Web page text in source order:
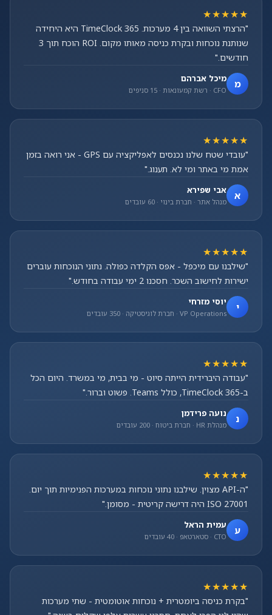
★★★★★
"הרצתי השוואה בין 4 מערכות. TimeClock 365 היא היחידה
שנותנת נוכחות ובקרת כניסה מאותו מקום. ROI הוכח תוך 3
חודשים."
מ מיכל אברהם
CFO · רשת קמעונאות · 15 סניפים
★★★★★
"עובדי שטח שלנו נכנסים לאפליקציה עם GPS - אני רואה בזמן
אמת מי באתר ומי לא. תענוג."
א אבי שפירא
מנהל אתר · חברת בינוי · 60 עובדים
★★★★★
"שילבנו עם מיכפל - אפס הקלדה כפולה. נתוני הנוכחות עוברים
ישירות לחישוב השכר. חסכנו 2 ימי עבודה בחודש."
י יוסי מזרחי
VP Operations · חברת לוגיסטיקה · 350 עובדים
★★★★★
"עבודה היברידית הייתה סיוט - מי בבית, מי במשרד. היום הכל
ב-TimeClock 365, כולל Teams. פשוט וברור."
נ נועה פרידמן
מנהלת HR · חברת ביטוח · 200 עובדים
★★★★★
"ה-API מצוין. שילבנו נתוני נוכחות במערכות הפנימיות תוך יום.
ISO 27001 היה דרישה קריטית - מסומן."
ע עמית הראל
CTO · סטארטאפ · 40 עובדים
★★★★★
"בקרת כניסה ביומטרית + נוכחות אוטומטית - שתי מערכות